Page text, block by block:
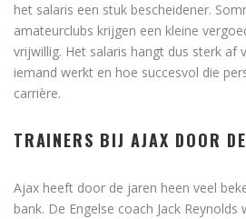
het salaris een stuk bescheidener.
amateurclubs krijgen een kleine
vrijwillig. Het salaris hangt dus sterk af
iemand werkt en hoe succesvol die
carrière.
TRAINERS BIJ AJAX DOOR
Ajax heeft door de jaren heen veel
bank. De Engelse coach Jack